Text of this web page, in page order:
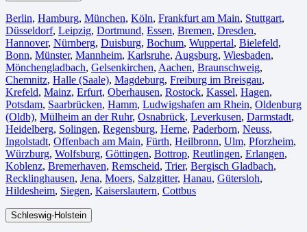
Berlin⁠, Hamburg, München, Köln⁠, Frankfurt am Main, Stuttgart,
Düsseldorf, Leipzig, Dortmund, Essen, Bremen, Dresden,
Hannover, Nürnberg, Duisburg⁠, Bochum, Wuppertal⁠, Bielefeld⁠,
Bonn⁠, Münster⁠, Mannheim, Karlsruhe, Augsburg, Wiesbaden⁠,
Mönchengladbach⁠, Gelsenkirchen⁠, Aachen⁠, Braunschweig,
Chemnitz⁠, Halle (Saale)⁠, Magdeburg, Freiburg im Breisgau⁠,
Krefeld⁠, Mainz⁠, Erfurt, Oberhausen⁠, Rostock⁠, Kassel⁠, Hagen,
Potsdam, Saarbrücken⁠, Hamm, Ludwigshafen am Rhein⁠, Oldenburg
(Oldb), Mülheim an der Ruhr, Osnabrück⁠, Leverkusen, Darmstadt⁠,
Heidelberg, Solingen, Regensburg, Herne⁠, Paderborn, Neuss,
Ingolstadt, Offenbach am Main, Fürth⁠, Heilbronn, Ulm⁠, Pforzheim,
Würzburg, Wolfsburg⁠, Göttingen, Bottrop, Reutlingen, Erlangen⁠,
Koblenz, Bremerhaven⁠, Remscheid, Trier⁠, Bergisch Gladbach,
Recklinghausen, Jena⁠, Moers⁠, Salzgitter⁠, Hanau, Gütersloh,
Hildesheim⁠, Siegen⁠, Kaiserslautern⁠, Cottbus⁠
Schleswig-Holstein